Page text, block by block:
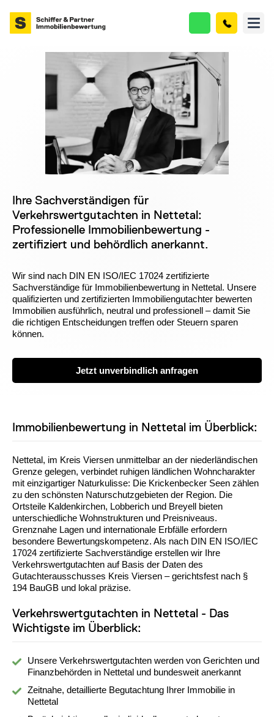
Ihre Sachverständigen für
Verkehrswertgutachten in Nettetal:
Professionelle Immobilienbewertung -
zertifiziert und behördlich anerkannt.
Wir sind nach DIN EN ISO/IEC 17024 zertifizierte
Sachverständige für Immobilienbewertung in Nettetal. Unsere
qualifizierten und zertifizierten Immobiliengutachter bewerten
Immobilien ausführlich, neutral und professionell – damit Sie
die richtigen Entscheidungen treffen oder Steuern sparen
können.
Jetzt unverbindlich anfragen
Immobilienbewertung in Nettetal im Überblick:
Nettetal, im Kreis Viersen unmittelbar an der niederländischen
Grenze gelegen, verbindet ruhigen ländlichen Wohncharakter
mit einzigartiger Naturkulisse: Die Krickenbecker Seen zählen
zu den schönsten Naturschutzgebieten der Region. Die
Ortsteile Kaldenkirchen, Lobberich und Breyell bieten
unterschiedliche Wohnstrukturen und Preisniveaus.
Grenznahe Lagen und internationale Erbfälle erfordern
besondere Bewertungskompetenz. Als nach DIN EN ISO/IEC
17024 zertifizierte Sachverständige erstellen wir Ihre
Verkehrswertgutachten auf Basis der Daten des
Gutachterausschusses Kreis Viersen – gerichtsfest nach §
194 BauGB und lokal präzise.
Verkehrswertgutachten in Nettetal - Das
Wichtigste im Überblick:
Unsere Verkehrswertgutachten werden von Gerichten und
Finanzbehörden in Nettetal und bundesweit anerkannt
Zeitnahe, detaillierte Begutachtung Ihrer Immobilie in
Nettetal